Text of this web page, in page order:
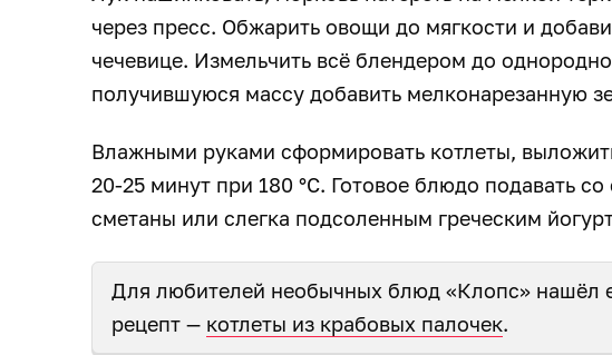
через пресс. Обжарить овощи до мягкости и
чечевице. Измельчить всё блендером до
получившуюся массу добавить мелконарезанную
Влажными руками сформировать котлеты,
20-25 минут при 180 °С. Готовое блюдо подавать
сметаны или слегка подсоленным греческим
Для любителей необычных блюд «Клопс» нашёл
рецепт — котлеты из крабовых палочек.